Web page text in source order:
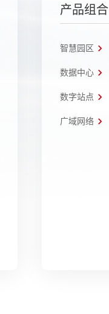
产品组合
智慧园区
数据中心
数字站点
广域网络